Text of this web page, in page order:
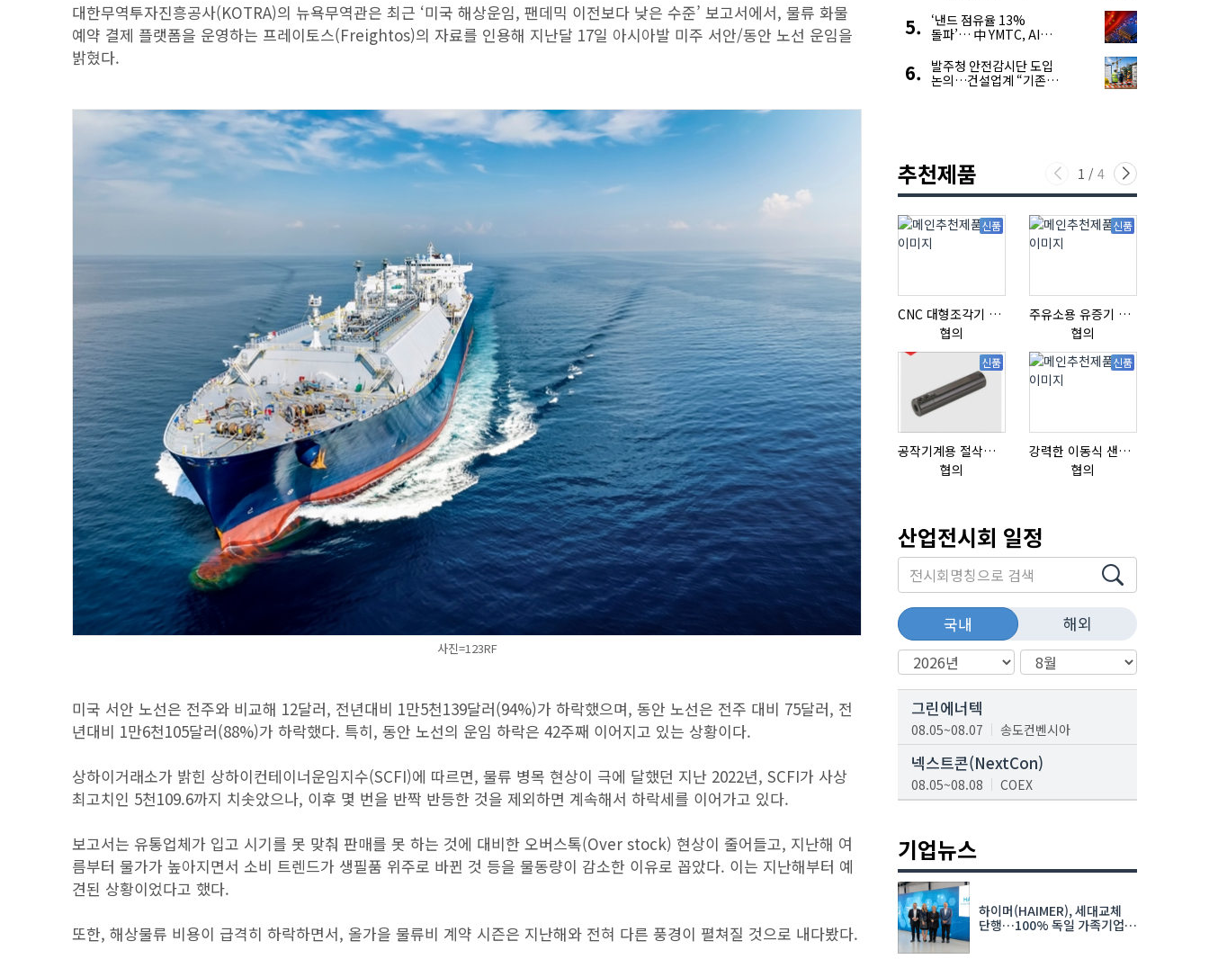
대한무역투자진흥공사(KOTRA)의 뉴욕무역관은 최근 ‘미국 해상운임, 팬데믹 이전보다 낮은 수준’ 보고서에서, 물류 화물
예약 결제 플랫폼을 운영하는 프레이토스(Freightos)의 자료를 인용해 지난달 17일 아시아발 미주 서안/동안 노선 운임을
밝혔다.
사진=123RF
미국 서안 노선은 전주와 비교해 12달러, 전년대비 1만5천139달러(94%)가 하락했으며, 동안 노선은 전주 대비 75달러, 전
년대비 1만6천105달러(88%)가 하락했다. 특히, 동안 노선의 운임 하락은 42주째 이어지고 있는 상황이다.
상하이거래소가 밝힌 상하이컨테이너운임지수(SCFI)에 따르면, 물류 병목 현상이 극에 달했던 지난 2022년, SCFI가 사상
최고치인 5천109.6까지 치솟았으나, 이후 몇 번을 반짝 반등한 것을 제외하면 계속해서 하락세를 이어가고 있다.
보고서는 유통업체가 입고 시기를 못 맞춰 판매를 못 하는 것에 대비한 오버스톡(Over stock) 현상이 줄어들고, 지난해 여
름부터 물가가 높아지면서 소비 트렌드가 생필품 위주로 바뀐 것 등을 물동량이 감소한 이유로 꼽았다. 이는 지난해부터 예
견된 상황이었다고 했다.
또한, 해상물류 비용이 급격히 하락하면서, 올가을 물류비 계약 시즌은 지난해와 전혀 다른 풍경이 펼쳐질 것으로 내다봤다.
우려 확대
‘낸드 점유율 13%
돌파’… 中 YMTC, AI
4위 맹추격
발주청 안전감시단 도입
논의…건설업계 “기존
추천제품 1 / 4
신품
CNC 대형조각기 K-2040B
협의
신품
주유소용 유증기 회수장치, 유증기 회수장치, 방폭형, 방폭형 유증기 회수장치
협의
신품
공작기계용 절삭공구, 슬리브(SLEEVE)
협의
신품
강력한 이동식 샌딩기 / 고급 이태리 IBIX샌드블라스터
협의
산업전시회 일정
국내 해외
그린에너텍
08.05~08.07 송도컨벤시아
넥스트콘(NextCon)
08.05~08.08 COEX
08.19~08.21
K-PRINT
08.19~08.22
자율주행모빌리티산업전
08.25~08.27
기업뉴스
하이머(HAIMER), 세대교체
단행…100% 독일 가족기업